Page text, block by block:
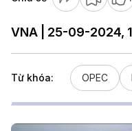
VNA | 25-09-2024,
Từ khóa: OPEC